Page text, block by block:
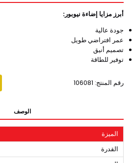
أبرز مزايا إضاءة نيوبور:
جودة عالية
عمر افتراضي طويل
تصميم أنيق
توفير للطاقة
رقم المنتج: 106081
الوصف
الميزة
القدرة